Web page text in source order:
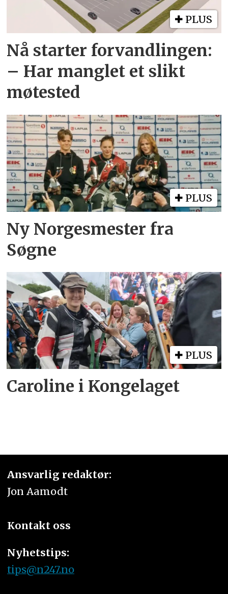
PLUS
Nå starter forvandlingen:
– Har manglet et slikt
møtested
PLUS
Ny Norgesmester fra
Søgne
PLUS
Caroline i Kongelaget
Ansvarlig redaktør:
Jon Aamodt
Kontakt oss
Nyhetstips:
tips@n247.no